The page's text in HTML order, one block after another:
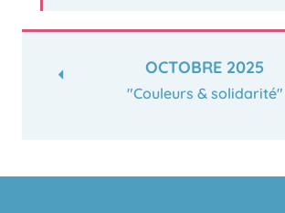
OCTOBRE 2025
"Couleurs & solidarité"